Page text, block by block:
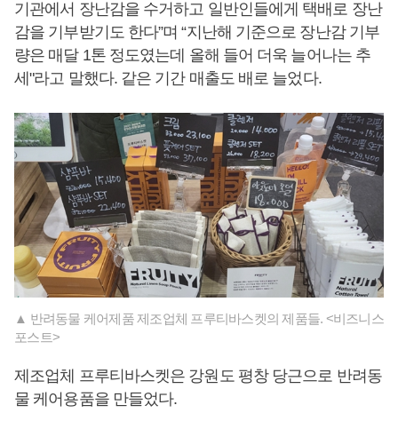
기관에서 장난감을 수거하고 일반인들에게 택배로 장난
감을 기부받기도 한다”며 “지난해 기준으로 장난감 기부
량은 매달 1톤 정도였는데 올해 들어 더욱 늘어나는 추
세"라고 말했다. 같은 기간 매출도 배로 늘었다.
▲ 반려동물 케어제품 제조업체 프루티바스켓의 제품들. <비즈니스
포스트>
제조업체 프루티바스켓은 강원도 평창 당근으로 반려동
물 케어용품을 만들었다.